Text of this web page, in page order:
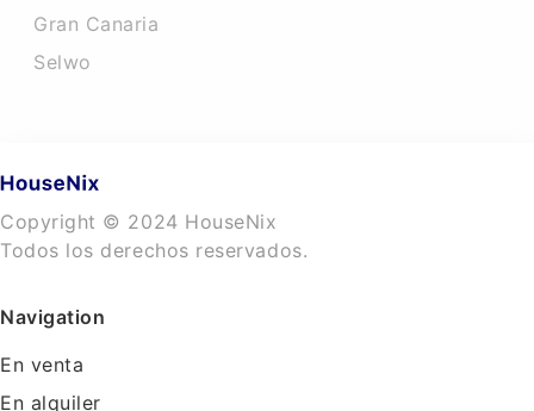
Gran Canaria
Selwo
Copyright © 2024 HouseNix
Todos los derechos reservados.
Navigation
En venta
En alquiler